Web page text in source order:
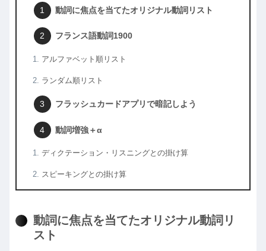
動詞に焦点を当てたオリジナル動詞リスト
フランス語動詞1900
アルファベット順リスト
ランダム順リスト
フラッシュカードアプリで暗記しよう
動詞増強＋α
ディクテーション・リスニングとの掛け算
スピーキングとの掛け算
動詞に焦点を当てたオリジナル動詞リ
スト